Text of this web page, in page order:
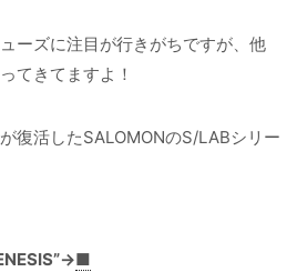
ーズに注目が行きがちですが、他
てきてますよ！
復活したSALOMONのS/LABシリー
■